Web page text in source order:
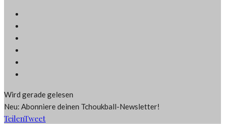
Wird gerade gelesen
Neu: Abonniere deinen Tchoukball-Newsletter!
TeilenTweet